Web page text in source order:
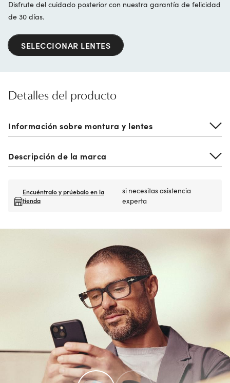
Disfrute del cuidado posterior con nuestra garantía de felicidad
de 30 días.
SELECCIONAR LENTES
Detalles del producto
Información sobre montura y lentes
Descripción de la marca
Encuéntralo y prúebalo en la
tienda
si necesitas asistencia
experta